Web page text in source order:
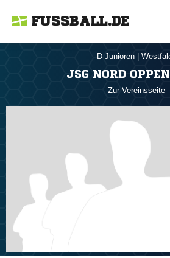
FUSSBALL.DE
D-Junioren
JSG NORD
Zur Vereinsseite